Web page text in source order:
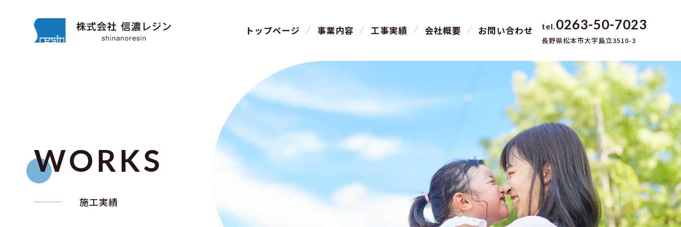
トップページ 事業内容 工事実績 会社概要 お問い合わせ 0263-50-7023
長野県松本市大字島立3510-3
WORKS
施工実績